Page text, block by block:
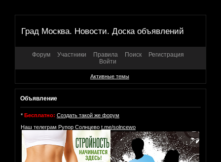
Град Москва. Новости. Доска объявлений
Форум Участники Правила Поиск
Регистрация
Войти
Активные темы
Объявление
* Бесплатно: Создать такой же форум
Наш телеграм Рупор Солнцево t.me/solncewo